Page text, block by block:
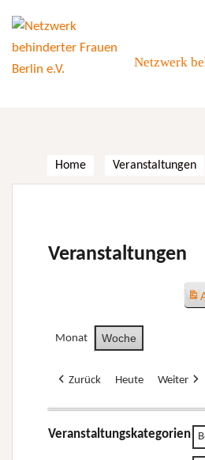
content
Netzwerk
Home Veranstaltungen
Veranstaltungen
Monat Woche
Zurück Heute Weiter
Veranstaltungskategorien